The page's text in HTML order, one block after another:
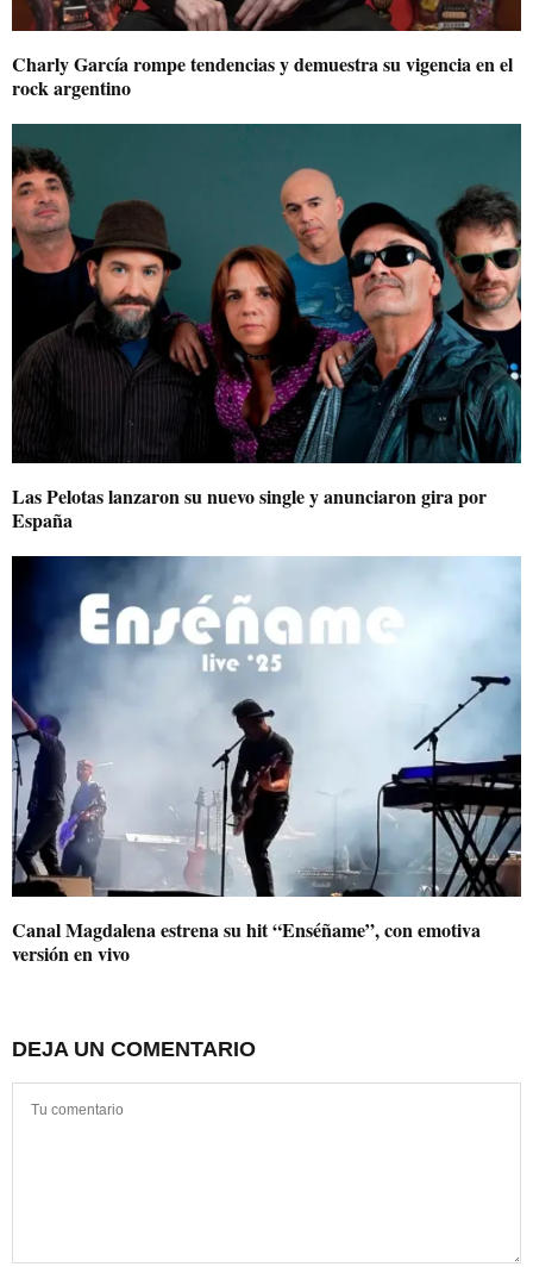
Charly García rompe tendencias y demuestra su vigencia en el
rock argentino
Las Pelotas lanzaron su nuevo single y anunciaron gira por
España
Canal Magdalena estrena su hit “Enséñame”, con emotiva
versión en vivo
DEJA UN COMENTARIO